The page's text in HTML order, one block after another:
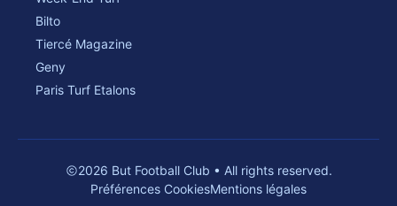
Bilto
Tiercé Magazine
Geny
Paris Turf Etalons
2026 But Football Club • All rights reserved.
Préférences CookiesMentions légales